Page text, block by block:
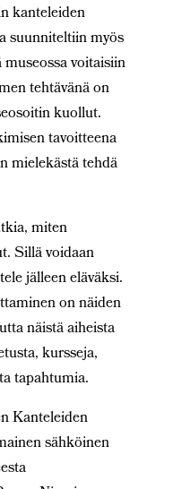
kanteleiden
suunniteltiin myös
voitaisiin
tehtävänä on
kuollut.
tavoitteena
mielekästä tehdä
miten
Sillä voidaan
jälleen eläväksi.
on näiden
näistä aiheista
kursseja,
tapahtumia.
Kanteleiden
sähköinen